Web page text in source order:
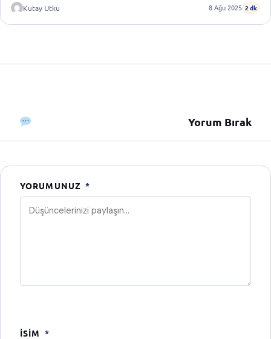
Kutay Utku
8 Ağu 2025 2 dk
Yorum Bırak
YORUMUNUZ *
İSIM *